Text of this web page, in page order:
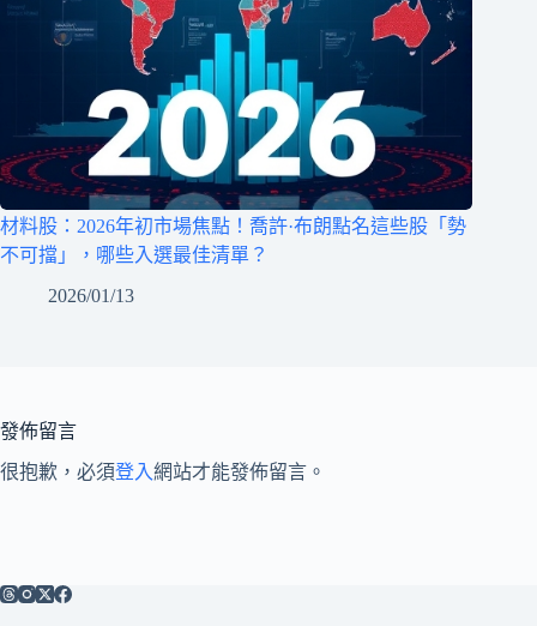
材料股：2026年初市場焦點！喬許·布朗點名這些股「勢
不可擋」，哪些入選最佳清單？
2026/01/13
發佈留言
很抱歉，必須登入網站才能發佈留言。